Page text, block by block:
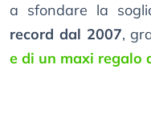
a sfondare la
record dal 2007,
e di un maxi regalo